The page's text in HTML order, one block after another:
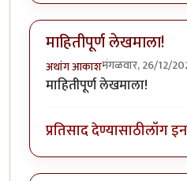
माहितीपूर्ण लेखमाला!
अथांग आकाशमंगळवार, 26/12/
माहितीपूर्ण लेखमाला!
प्रतिसाद देण्यासाठीलॉग